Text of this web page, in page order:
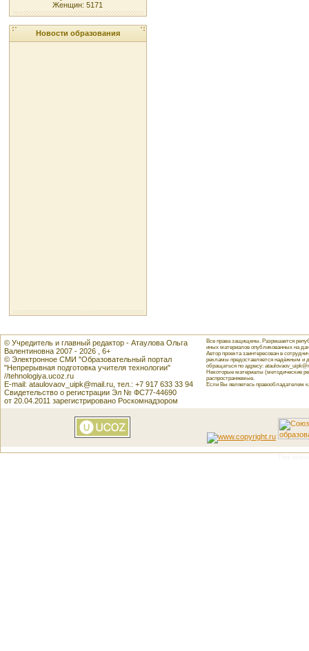
Женщин: 5171
Новости образования
© Учредитель и главный редактор - Атаулова Ольга
Валентиновна 2007 - 2026 , 6+
© Электронное СМИ "Образовательный портал
"Непрерывная подготовка учителя технологии"
//tehnologiya.ucoz.ru
E-mail: ataulovaov_uipk@mail.ru, тел.: +7 917 633 33 94
Свидетельство о регистрации Эл № ФС77-44690
от 20.04.2011 зарегистрировано Роскомнадзором
Все права защищены. Разрешается
иных материалов опубликованных на
Автор проекта заинтересован в
рекламы предоставляется надёжным и
обращаться по адресу:
Некоторые материалы (методические
распространяемые.
Если Вы являетесь правообладателем